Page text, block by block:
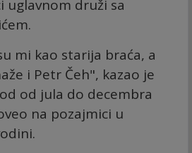
uglavnom druži sa
mi kao starija braća, a
i Petr Čeh", kazao je
od jula do decembra
na pozajmici u